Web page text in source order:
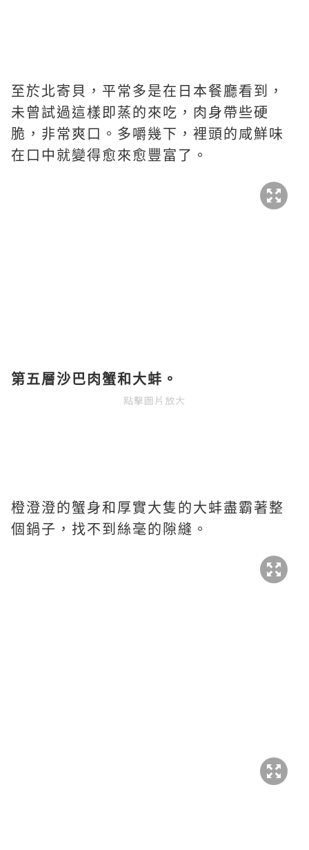
至於北寄貝，平常多是在日本餐廳看到，
未曾試過這樣即蒸的來吃，肉身帶些硬
脆，非常爽口。多嚼幾下，裡頭的咸鮮味
在口中就變得愈來愈豐富了。
第五層沙巴肉蟹和大蚌。
點擊圖片放大
橙澄澄的蟹身和厚實大隻的大蚌盡霸著整
個鍋子，找不到絲毫的隙縫。